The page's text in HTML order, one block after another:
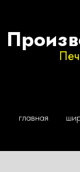
главная